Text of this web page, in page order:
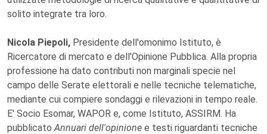
solito integrate tra loro.
Nicola Piepoli, Presidente dell'omonimo Istituto, è
Ricercatore di mercato e dell'Opinione Pubblica. Alla propria
professione ha dato contributi non marginali specie nel
campo delle Serate elettorali e nelle tecniche telematiche,
mediante cui compiere sondaggi e rilevazioni in tempo reale.
E' Socio Esomar, WAPOR e, come Istituto, ASSIRM. Ha
pubblicatoAnnuari dell'opinione e testi riguardanti tecniche